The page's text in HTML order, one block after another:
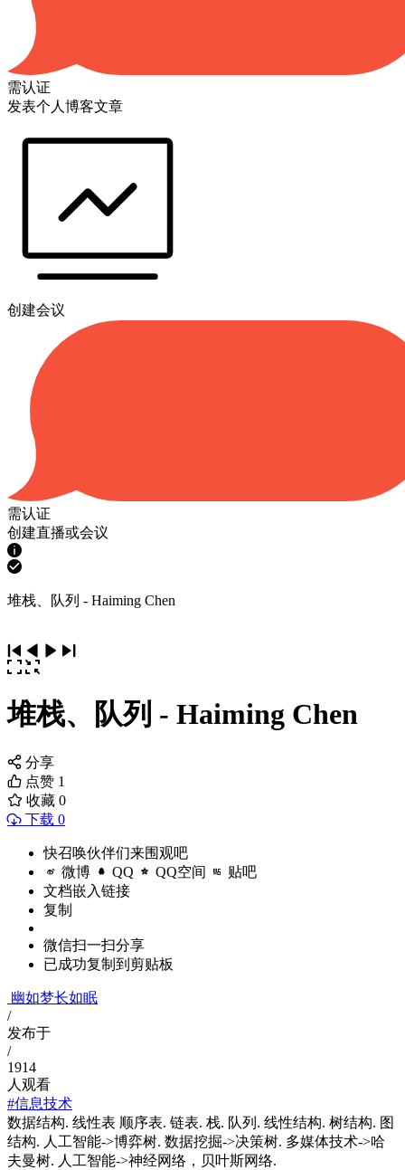
需认证
发表个人博客文章
创建会议
需认证
创建直播或会议
堆栈、队列 - Haiming Chen
堆栈、队列 - Haiming Chen
分享
点赞 1
收藏 0
下载 0
快召唤伙伴们来围观吧
微博 QQ QQ空间 贴吧
文档嵌入链接
复制
微信扫一扫分享
已成功复制到剪贴板
幽如梦长如眠
/
发布于
/
1914
人观看
#信息技术
数据结构. 线性表 顺序表. 链表. 栈. 队列. 线性结构. 树结构. 图
结构. 人工智能->博弈树. 数据挖掘->决策树. 多媒体技术->哈
夫曼树. 人工智能->神经网络，贝叶斯网络.